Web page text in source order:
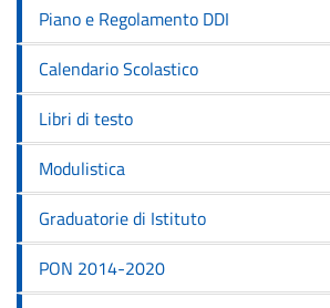
Piano e Regolamento DDI
Calendario Scolastico
Libri di testo
Modulistica
Graduatorie di Istituto
PON 2014-2020